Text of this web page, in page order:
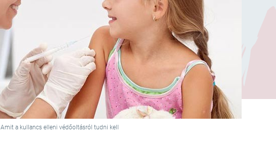
Amit a kullancs elleni védőoltásról tudni kell